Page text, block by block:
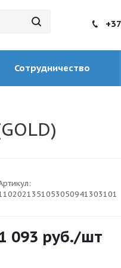
Сотрудничество
093 руб./шт